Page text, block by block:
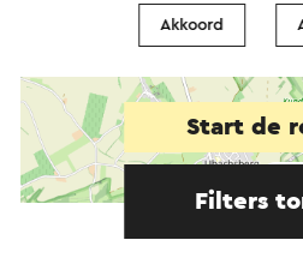
Start de
Filters
Akkoord